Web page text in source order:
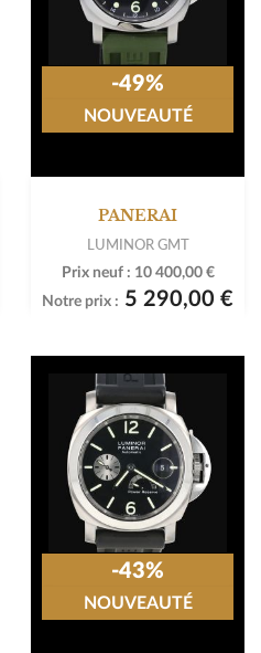
PANERAI
LUMINOR GMT
Prix neuf : 10 400,00 €
Notre prix : 5 290,00 €
-49%
NOUVEAUTÉ
-43%
NOUVEAUTÉ